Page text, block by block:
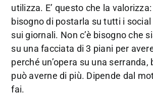
utilizza. E’ questo che la valorizza:
bisogno di postarla su tutti i
sui giornali. Non c’è bisogno che
su una facciata di 3 piani per
perché un’opera su una serranda,
può averne di più. Dipende dal
fai.